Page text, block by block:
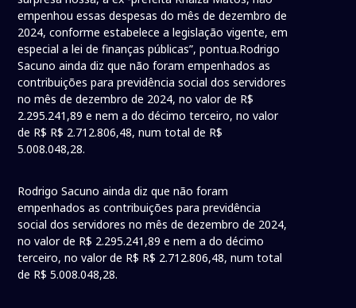
empenhou essas despesas do mês de dezembro de
2024, conforme estabelece a legislação vigente, em
especial a lei de finanças públicas”, pontua.Rodrigo
Sacuno ainda diz que não foram empenhados as
contribuições para previdência social dos servidores
no mês de dezembro de 2024, no valor de R$
2.295.241,89 e nem a do décimo terceiro, no valor
de R$ R$ 2.712.806,48, num total de R$
5.008.048,28.
Rodrigo Sacuno ainda diz que não foram
empenhados as contribuições para previdência
social dos servidores no mês de dezembro de 2024,
no valor de R$ 2.295.241,89 e nem a do décimo
terceiro, no valor de R$ R$ 2.712.806,48, num total
de R$ 5.008.048,28.